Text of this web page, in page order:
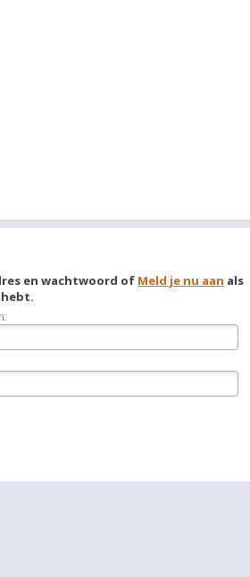
en wachtwoord of Meld je nu aan als